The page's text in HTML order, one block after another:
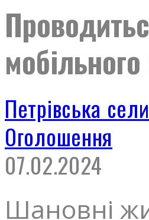
Петрівська
Оголошення
07.02.2024
Шановні